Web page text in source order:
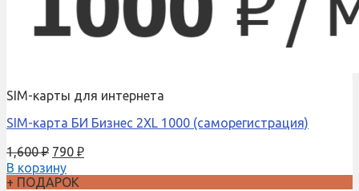
SIM-карты для интернета
SIM-карта БИ Бизнес 2XL 1000 (саморегистрация)
1,600₽ 790 ₽
В корзину
+ ПОДАРОК